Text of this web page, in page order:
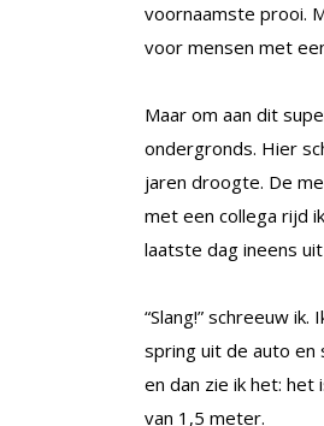
voornaamste prooi.
voor mensen met
Maar om aan dit
ondergronds. Hier
jaren droogte. De
met een collega rijd
laatste dag ineens
“Slang!” schreeuw
spring uit de auto en
en dan zie ik het: het
van 1,5 meter.